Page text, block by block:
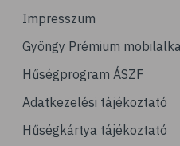
# vérnyomásmérés
# kardiológia
# kardiovaszkuláris
Impresszum
Gyöngy Prémium
Hűségprogram ÁSZF
Adatkezelési tájékoztató
Hűségkártya tájékoztató